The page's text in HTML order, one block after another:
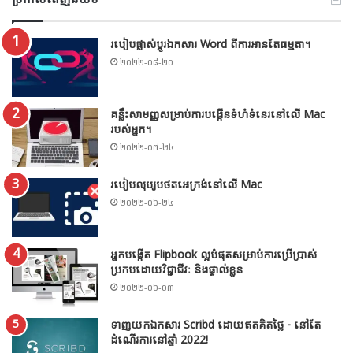
របៀបផ្លាស់ប្តូរឯកសារ Word ពីការអានតែធម្មតា។
២០២២-០៨-២០
គន្លឹះសាមញ្ញសម្រាប់ការបង្កើនទំហំទំនេរនៅលើ Mac
របស់អ្នក។
២០២២-០៧-២៤
របៀបលុបរូបថតអេក្រង់នៅលើ Mac
២០២២-០៦-២៤
អ្នកបង្កើត Flipbook ល្អបំផុតសម្រាប់ការប្រើប្រាស់
ប្រកបដោយវិជ្ជាជីវៈ និងផ្ទាល់ខ្លួន
២០២២-០៦-០៣
ទាញយកឯកសារ Scribd ដោយឥតគិតថ្លៃ - នៅតែ
ដំណើរការនៅឆ្នាំ 2022!